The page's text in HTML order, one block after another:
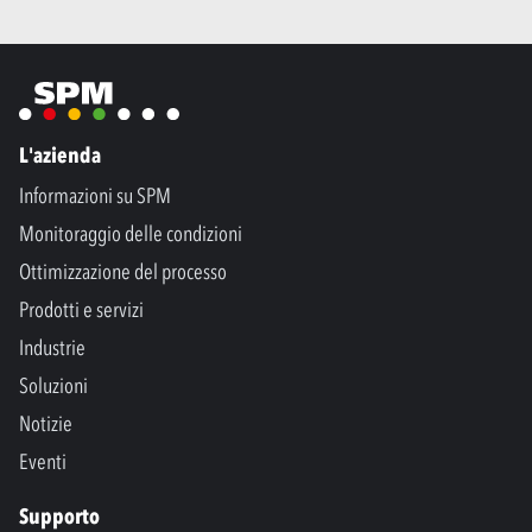
L'azienda
Informazioni su SPM
Monitoraggio delle condizioni
Ottimizzazione del processo
Prodotti e servizi
Industrie
Soluzioni
Notizie
Eventi
Supporto